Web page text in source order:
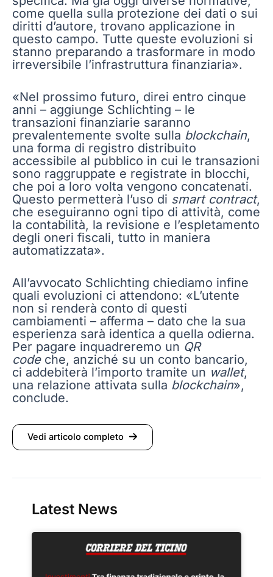
come quella sulla protezione dei dati o sui
diritti d’autore, trovano applicazione in
questo campo. Tutte queste evoluzioni si
stanno preparando a trasformare in modo
irreversibile l’infrastruttura finanziaria».
«Nel prossimo futuro, direi entro cinque
anni – aggiunge Schlichting – le
transazioni finanziarie saranno
prevalentemente svolte sulla blockchain,
una forma di registro distribuito
accessibile al pubblico in cui le transazioni
sono raggruppate e registrate in blocchi,
che poi a loro volta vengono concatenati.
Questo permetterà l’uso di smart contract,
che eseguiranno ogni tipo di attività, come
la contabilità, la revisione e l’espletamento
degli oneri fiscali, tutto in maniera
automatizzata».
All’avvocato Schlichting chiediamo infine
quali evoluzioni ci attendono: «L’utente
non si renderà conto di questi
cambiamenti – afferma – dato che la sua
esperienza sarà identica a quella odierna.
Per pagare inquadreremo un QR
codeche, anziché su un conto bancario,
ci addebiterà l’importo tramite un wallet,
una relazione attivata sulla blockchain»,
conclude.
Vedi articolo completo
Latest News